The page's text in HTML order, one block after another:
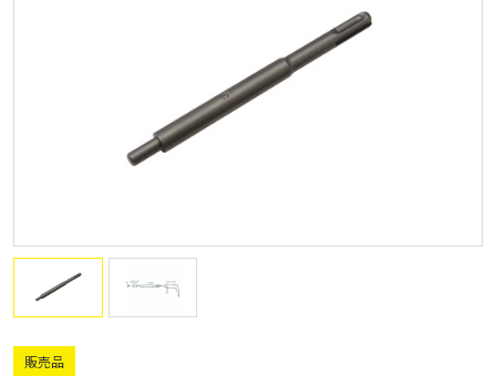
販売品